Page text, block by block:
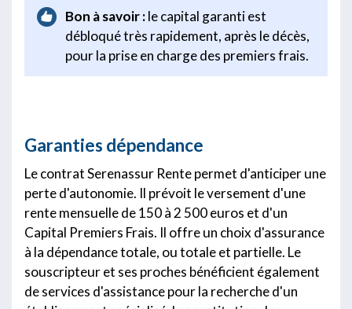
Bon à savoir :le capital garanti est
débloqué très rapidement, après le décès,
pour la prise en charge des premiers frais.
Garanties dépendance
Le contrat Serenassur Rente permet d'anticiper une
perte d'autonomie. Il prévoit le versement d'une
rente mensuelle de 150 à 2 500 euros et d'un
Capital Premiers Frais. Il offre un choix d'assurance
à la dépendance totale, ou totale et partielle. Le
souscripteur et ses proches bénéficient également
de services d'assistance pour la recherche d'un